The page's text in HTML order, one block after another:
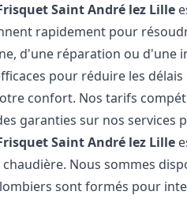
Saint André lez Lille
rapidement pour
d'une réparation ou d'une
pour réduire les
confort. Nos tarifs
garanties sur nos services
Saint André lez Lille
Nous sommes
sont formés pour